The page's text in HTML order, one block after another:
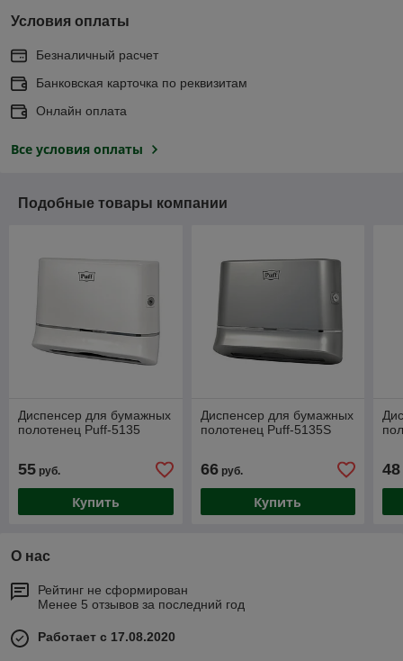
Условия оплаты
Безналичный расчет
Банковская карточка по реквизитам
Онлайн оплата
Все условия оплаты
Подобные товары компании
Диспенсер для бумажных
полотенец Puff-5135
55 руб.
Купить
Диспенсер для бумажных
полотенец Puff-5135S
66руб.
Купить
48
О нас
Рейтинг не сформирован
Менее 5 отзывов за последний год
Работает с 17.08.2020